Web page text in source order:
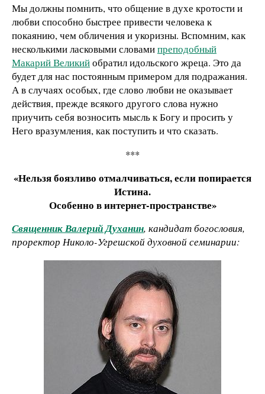
Мы должны помнить, что общение в духе кротости и
любви способно быстрее привести человека к
покаянию, чем обличения и укоризны. Вспомним, как
несколькими ласковыми словамипреподобный
Макарий Великийобратил идольского жреца. Это да
будет для нас постоянным примером для подражания.
А в случаях особых, где слово любви не оказывает
действия, прежде всякого другого слова нужно
приучить себя возносить мысль к Богу и просить у
Него вразумления, как поступить и что сказать.
***
«Нельзя боязливо отмалчиваться, если попирается
Истина.
Особенно в интернет-пространстве»
Священник Валерий Духанин, кандидат богословия,
проректор Николо-Угрешской духовной семинарии: